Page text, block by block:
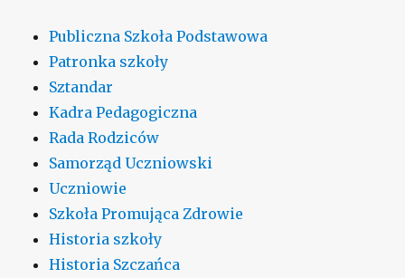
Publiczna Szkoła Podstawowa
Patronka szkoły
Sztandar
Kadra Pedagogiczna
Rada Rodziców
Samorząd Uczniowski
Uczniowie
Szkoła Promująca Zdrowie
Historia szkoły
Historia Szczańca